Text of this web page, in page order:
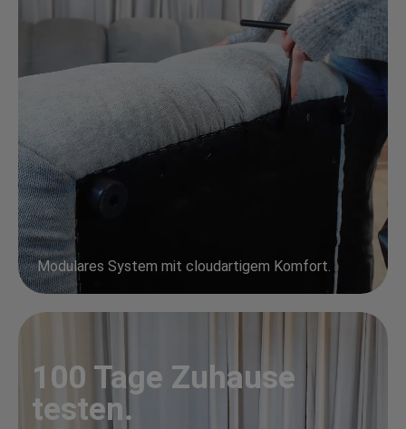
Modulares System mit cloudartigem Komfort.
100 Tage Zuhause
testen.